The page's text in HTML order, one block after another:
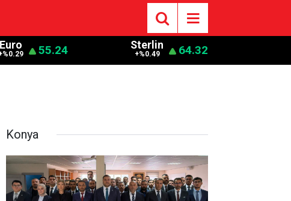
Euro 55.24 Sterlin
+%0.49 64.32
Konya